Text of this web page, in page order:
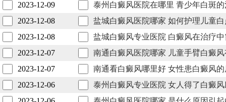
2023-12-09
泰州白癜风医院在哪里 青少年白斑
2023-12-08
盐城白癜风医院哪家 如何护理儿童白
2023-12-08
盐城白癜风专业医院 白癜风在治疗
2023-12-07
南通白癜风医院哪家 儿童手臂白癜
2023-12-07
南通看白癜风哪里好 女性患白癜风
2023-12-06
泰州白癜风专业医院 女人得了白癜